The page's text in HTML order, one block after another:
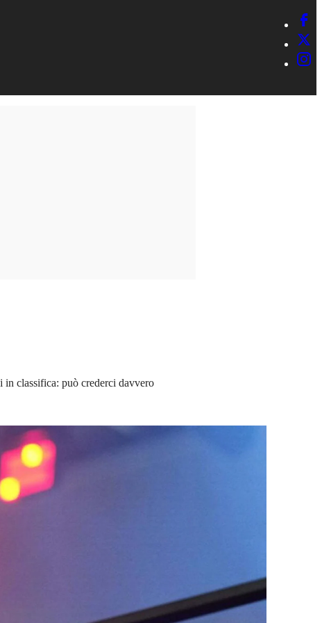
classifica: può crederci davvero